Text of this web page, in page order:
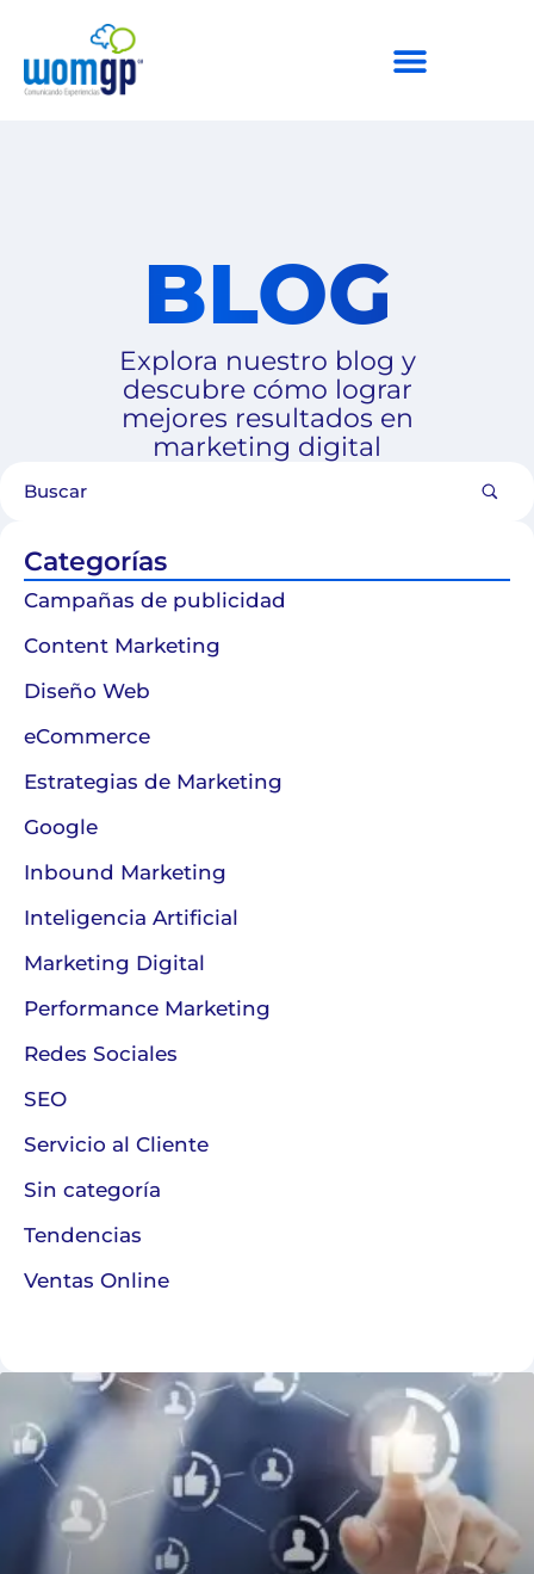
BLOG
Explora nuestro blog y
descubre cómo lograr
mejores resultados en
marketing digital
Categorías
Campañas de publicidad
Content Marketing
Diseño Web
eCommerce
Estrategias de Marketing
Google
Inbound Marketing
Inteligencia Artificial
Marketing Digital
Performance Marketing
Redes Sociales
SEO
Servicio al Cliente
Sin categoría
Tendencias
Ventas Online